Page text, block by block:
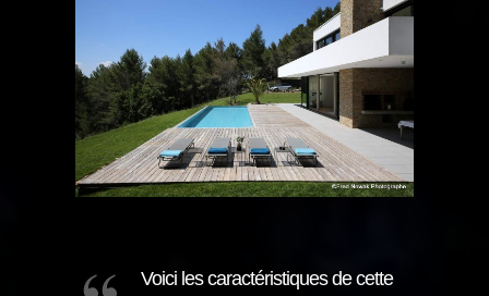
Voici les caractéristiques de cette